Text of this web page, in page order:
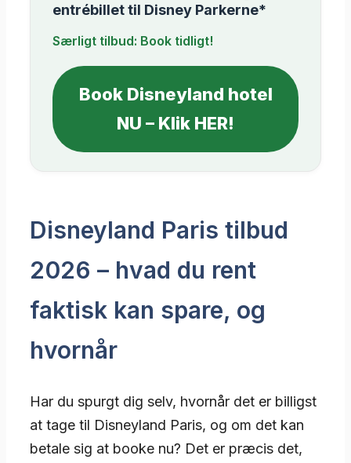
entrébillet til Disney Parkerne*
Særligt tilbud: Book tidligt!
Book Disneyland hotel
NU – Klik HER!
Disneyland Paris tilbud
2026 – hvad du rent
faktisk kan spare, og
hvornår
Har du spurgt dig selv, hvornår det er billigst
at tage til Disneyland Paris, og om det kan
betale sig at booke nu? Det er præcis det,